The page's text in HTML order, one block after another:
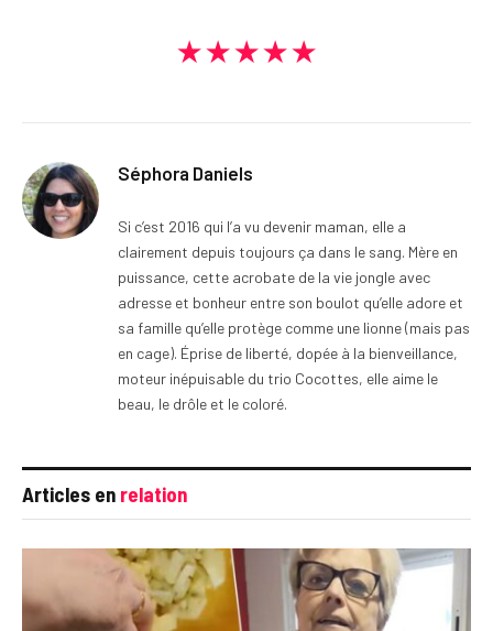
★★★★★
Séphora Daniels
Si c’est 2016 qui l’a vu devenir maman, elle a
clairement depuis toujours ça dans le sang. Mère en
puissance, cette acrobate de la vie jongle avec
adresse et bonheur entre son boulot qu’elle adore et
sa famille qu’elle protège comme une lionne (mais pas
en cage). Éprise de liberté, dopée à la bienveillance,
moteur inépuisable du trio Cocottes, elle aime le
beau, le drôle et le coloré.
Articles en relation